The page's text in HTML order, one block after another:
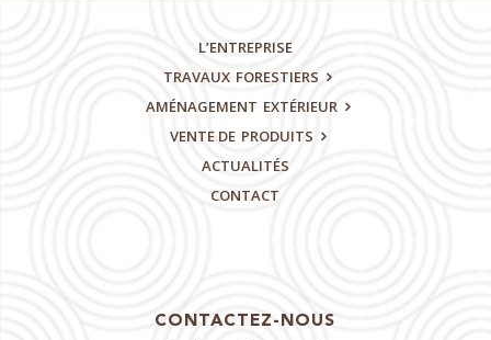
L’ENTREPRISE
TRAVAUX FORESTIERS
AMÉNAGEMENT EXTÉRIEUR
VENTE DE PRODUITS
ACTUALITÉS
CONTACT
CONTACTEZ-NOUS